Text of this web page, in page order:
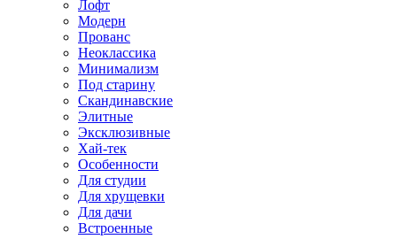
Лофт
Модерн
Прованс
Неоклассика
Минимализм
Под старину
Скандинавские
Элитные
Эксклюзивные
Хай-тек
Особенности
Для студии
Для хрущевки
Для дачи
Встроенные